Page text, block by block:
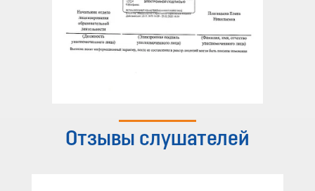
Отзывы слушателей